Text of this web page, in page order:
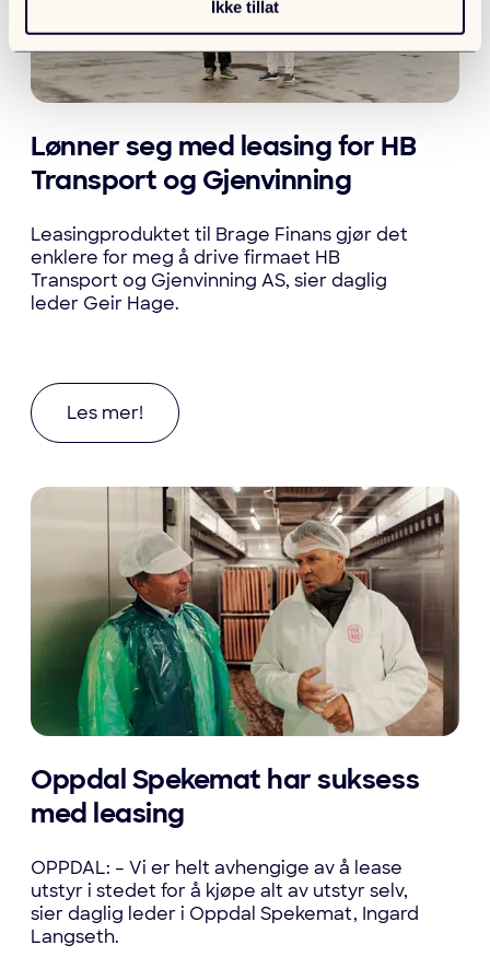
Ikke tillat
Lønner seg med leasing for HB
Transport og Gjenvinning
Leasingproduktet til Brage Finans gjør det
enklere for meg å drive firmaet HB
Transport og Gjenvinning AS, sier daglig
leder Geir Hage.
Les mer om Lønner seg med leasing for HB
Les mer!
Oppdal Spekemat har suksess
med leasing
OPPDAL: – Vi er helt avhengige av å lease
utstyr i stedet for å kjøpe alt av utstyr selv,
sier daglig leder i Oppdal Spekemat, Ingard
Langseth.